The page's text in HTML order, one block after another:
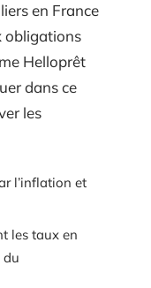
en France
obligations
Helloprêt
dans ce
les
l’inflation et
les taux en
du